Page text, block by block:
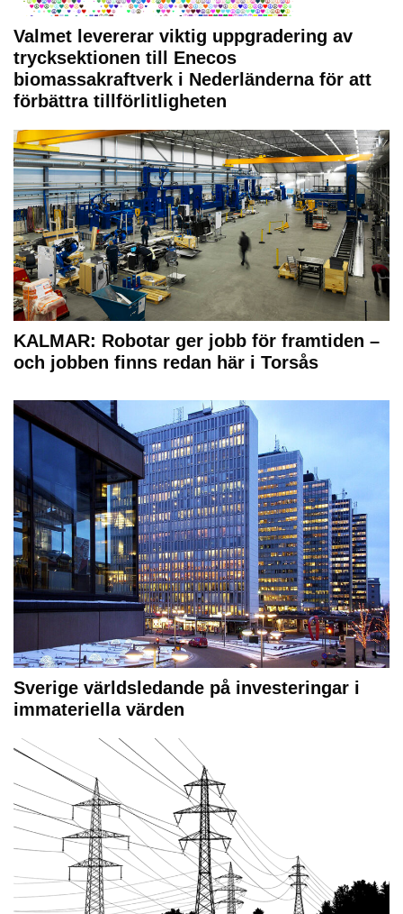
Valmet levererar viktig uppgradering av
trycksektionen till Enecos
biomassakraftverk i Nederländerna för att
förbättra tillförlitligheten
KALMAR: Robotar ger jobb för framtiden –
och jobben finns redan här i Torsås
Sverige världsledande på investeringar i
immateriella värden